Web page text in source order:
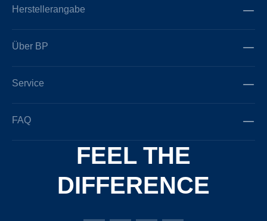
Herstellerangabe
Über BP
Service
FAQ
FEEL THE
DIFFERENCE